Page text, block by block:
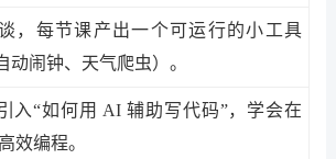
，每节课产出一个可运行的小工具
动闹钟、天气爬虫）。
入“如何用 AI 辅助写代码”，学会在
效编程。